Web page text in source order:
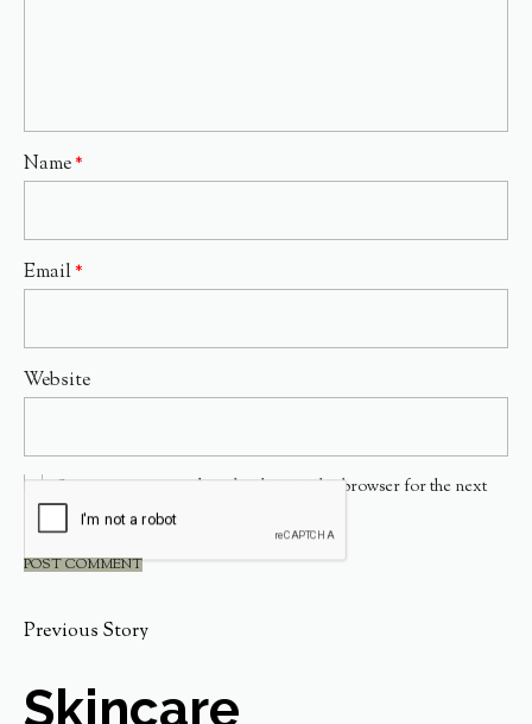
Name*
Email*
Website
Save my name, email, and website in this browser for the next
time I comment.
Previous Story
Skincare